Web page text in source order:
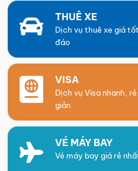
THUÊ XE
Dịch vụ thuê xe giá
đáo
VISA
Dịch vụ Visa nhanh,
giản
VÉ MÁY BAY
Vé máy bay giá rẻ